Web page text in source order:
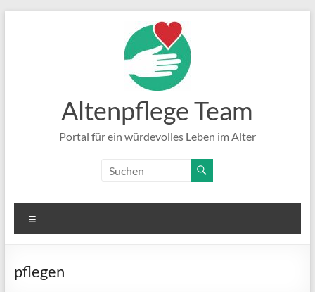
Altenpflege Team
Portal für ein würdevolles Leben im Alter
pflegen